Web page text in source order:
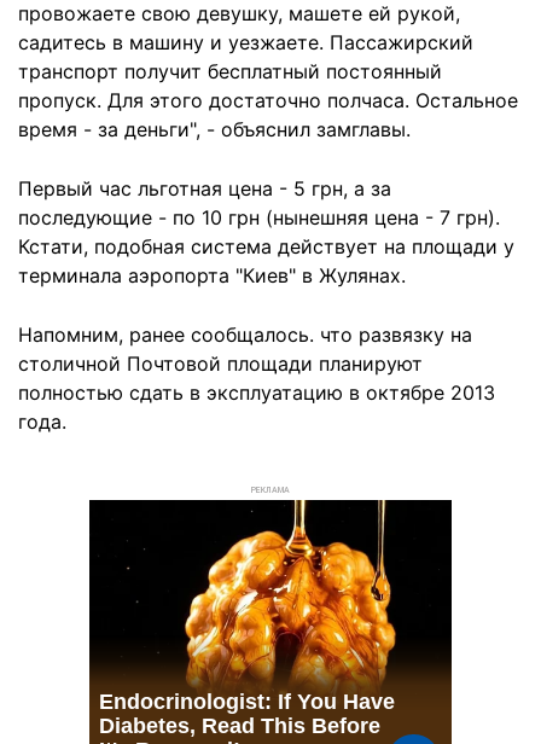
провожаете свою девушку, машете ей рукой,
садитесь в машину и уезжаете. Пассажирский
транспорт получит бесплатный постоянный
пропуск. Для этого достаточно полчаса. Остальное
время - за деньги", - объяснил замглавы.
Первый час льготная цена - 5 грн, а за
последующие - по 10 грн (нынешняя цена - 7 грн).
Кстати, подобная система действует на площади у
терминала аэропорта "Киев" в Жулянах.
Напомним, ранее сообщалось. что развязку на
столичной Почтовой площади планируют
полностью сдать в эксплуатацию в октябре 2013
года.
РЕКЛАМА